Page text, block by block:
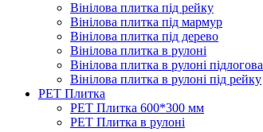
Вінілова плитка під рейку
Вінілова плитка під мармур
Вінілова плитка під дерево
Вінілова плитка в рулоні
Вінілова плитка в рулоні підлогова
Вінілова плитка в рулоні під рейку
PET Плитка
PET Плитка 600*300 мм
PET Плитка в рулоні